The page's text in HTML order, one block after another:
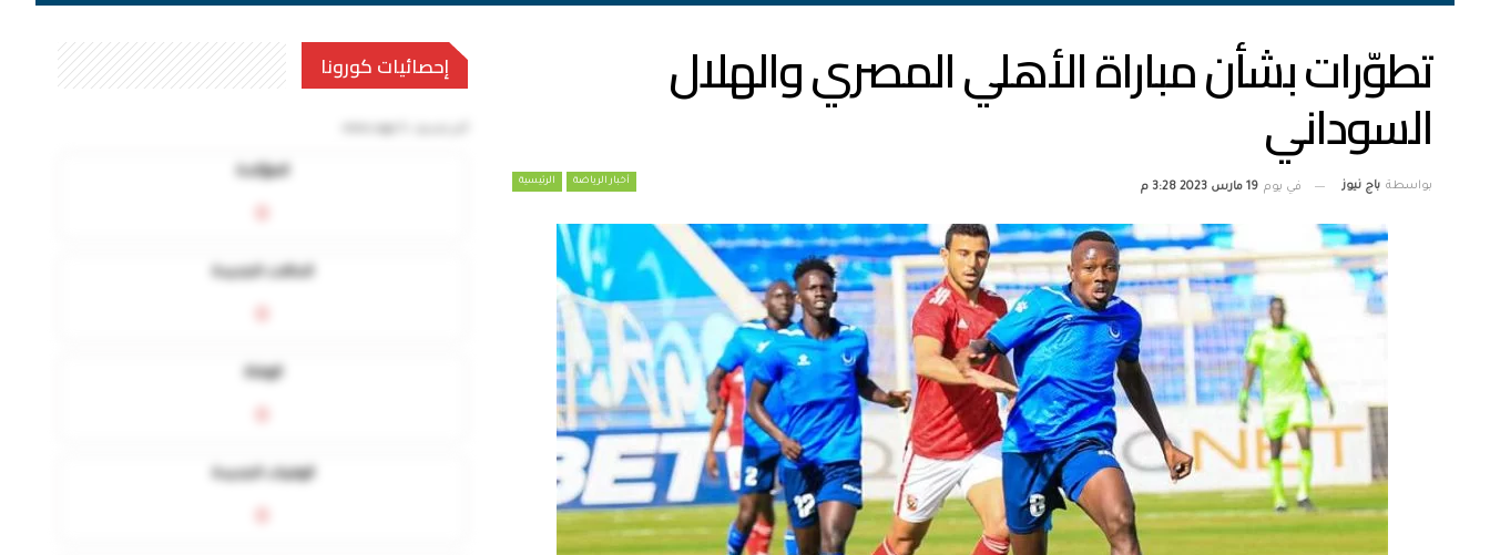
تطوّرات بشأن مباراة الأهلي المصري والهلال
السوداني
أخبار الرياضة الرئيسية بواسطة باج نيوز في يوم 19 مارس 2023 3:28 م
إحصائيات كورونا